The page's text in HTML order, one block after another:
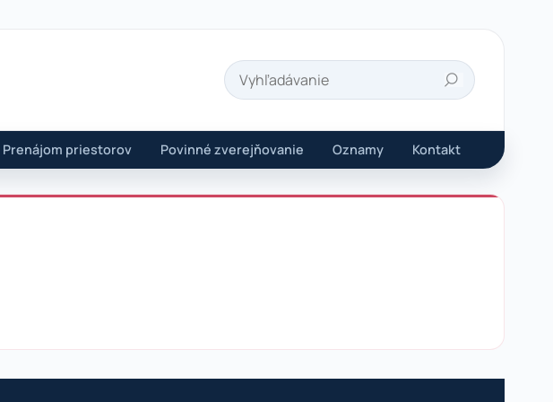
Hľadať
Prenájom priestorov Povinné zverejňovanie Oznamy Kontakt